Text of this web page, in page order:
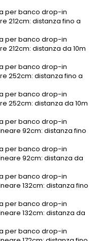
per banco drop-in
212cm: distanza fino a
per banco drop-in
212cm: distanza da 10m
per banco drop-in
252cm: distanza fino a
per banco drop-in
252cm: distanza da 10m
per banco drop-in
92cm: distanza fino
per banco drop-in
92cm: distanza da
per banco drop-in
132cm: distanza fino
per banco drop-in
132cm: distanza da
per banco drop-in